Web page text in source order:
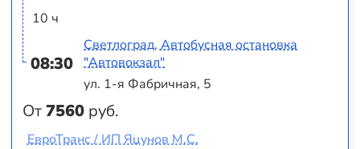
10 ч
08:30
От7560 руб.
Светлоград, Автобусная остановка
"Автовокзал"
ул. 1-я Фабричная, 5
ЕвроТранс / ИП Яцунов М.С.